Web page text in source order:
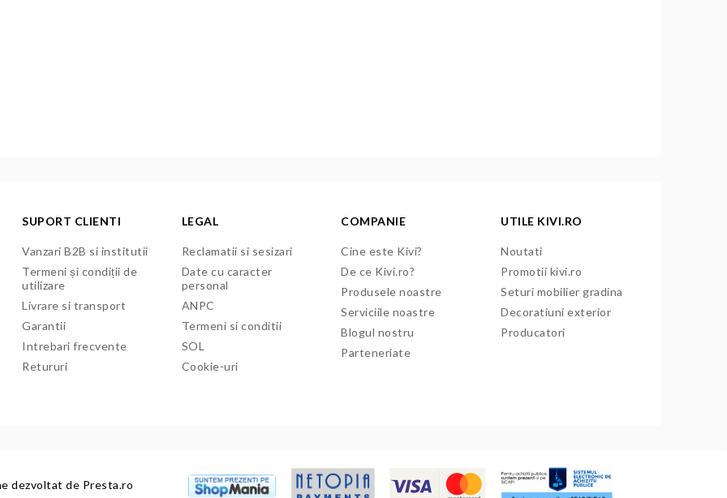
SUPORT CLIENTI
Vanzari B2B si institutii
Termeni și condiții de
utilizare
Livrare si transport
Garantii
Intrebari frecvente
Retururi
LEGAL
Reclamatii si sesizari
Date cu caracter
personal
ANPC
Termeni si conditii
SOL
Cookie-uri
COMPANIE
Cine este Kivi?
De ce Kivi.ro?
Produsele noastre
Serviciile noastre
Blogul nostru
Parteneriate
UTILE KIVI.RO
Noutati
Promotii kivi.ro
Seturi mobilier gradina
Decoratiuni exterior
Producatori
dezvoltat de Presta.ro